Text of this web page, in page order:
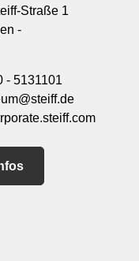
Straße 1
-
- 5131101